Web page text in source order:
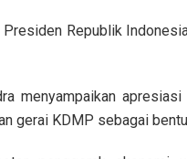
Republik
menyampaikan
gerai KDMP sebagai